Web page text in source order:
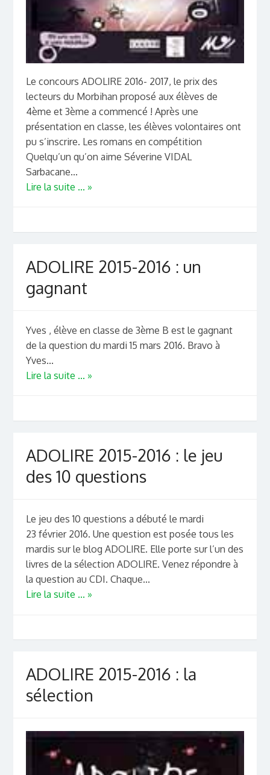
Le concours ADOLIRE 2016- 2017, le prix des
lecteurs du Morbihan proposé aux élèves de
4ème et 3ème a commencé ! Après une
présentation en classe, les élèves volontaires ont
pu s’inscrire. Les romans en compétition
Quelqu’un qu’on aime Séverine VIDAL
Sarbacane...
Lire la suite ... »
ADOLIRE 2015-2016 : un
gagnant
Yves , élève en classe de 3ème B est le gagnant
de la question du mardi 15 mars 2016. Bravo à
Yves...
Lire la suite ... »
ADOLIRE 2015-2016 : le jeu
des 10 questions
Le jeu des 10 questions a débuté le mardi
23 février 2016. Une question est posée tous les
mardis sur le blog ADOLIRE. Elle porte sur l’un des
livres de la sélection ADOLIRE. Venez répondre à
la question au CDI. Chaque...
Lire la suite ... »
ADOLIRE 2015-2016 : la
sélection